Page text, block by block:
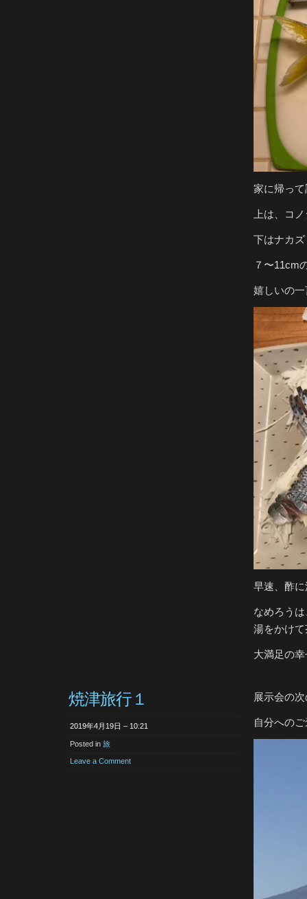
家に帰っ
上は、コ
下はナカ
７〜11cm
嬉しいの
早速、酢
なめろう
湯をかけ
大満足の
焼津旅行１
2019年4月19日 – 10:21
Posted in 旅
Leave a Comment
展示会の
自分への